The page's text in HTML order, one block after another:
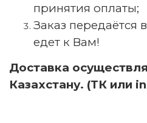
принятия оплаты;
Заказ передаётся
едет к Вам!
Доставка
Казахстану. (ТК или